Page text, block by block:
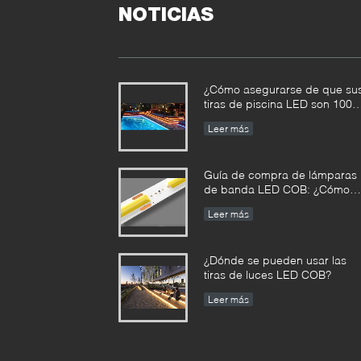
NOTICIAS
¿Cómo asegurarse de que
tiras de piscina LED son 100%
Leer más
Guía de compra de lámparas
de banda LED COB: ¿Cómo
bandas de LED COB?
Leer más
¿Dónde se pueden usar las
tiras de luces LED COB?
Leer más